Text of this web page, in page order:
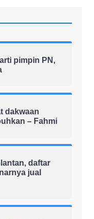
pimpin PN,
dakwaan
– Fahmi
daftar
jual